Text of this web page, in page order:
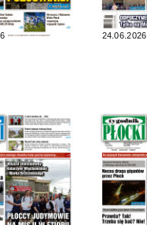
24.06.2026